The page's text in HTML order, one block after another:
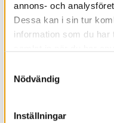
annons- och
Dessa kan i sin tur
information som du har
Nödvändig
Inställningar
(1800-500 f Kr)